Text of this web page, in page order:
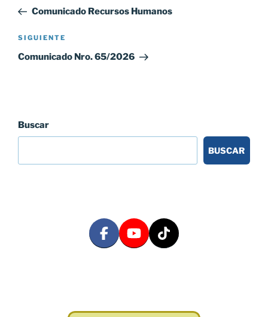
entradas
anterior:
Comunicado Recursos Humanos
Siguiente
entrada
SIGUIENTE
Comunicado Nro. 65/2026
Buscar
BUSCAR